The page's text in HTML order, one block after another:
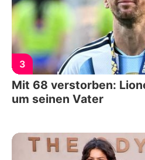
3
Mit 68 verstorben:
um seinen Vater